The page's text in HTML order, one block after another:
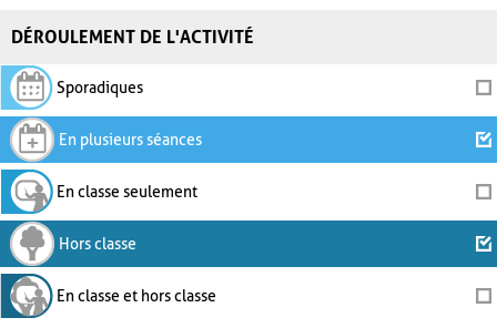
DÉROULEMENT DE L'ACTIVITÉ
Sporadiques
En plusieurs séances
En classe seulement
Hors classe
En classe et hors classe